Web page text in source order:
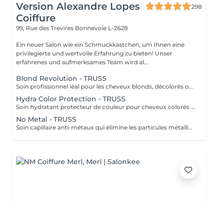
Version Alexandre Lopes
Coiffure
298
99, Rue des Trevires Bonnevoie L-2628
Ein neuer Salon wie ein Schmuckkästchen, um Ihnen eine
privilegierte und wertvolle Erfahrung zu bieten! Unser
erfahrenes und aufmerksames Team wird al...
Blond Revolution - TRUSS
Soin profissionnel iéal pour les cheveux blonds, décolorés ou méchés. Il répare en profondeur, hydrate intensément et neutralise les reflets haune indésirables. Résult: des cheveux plus forts, brillants et un blond éclatant plus durable.
Hydra Color Protection - TRUSS
Soin hydratant protecteur de couleur pour cheveux colorés ou sensibilisés. Il aide à préserver l'intensité de la couleur, tout en apportant hydratation, douceur et brillance. Résultat: une couleur plus durable et des cheveux lumineux, souples et protégés.
No Metal - TRUSS
Soin capillaire anti-métaux qui élimine les particules métalliques présentes dans la fibre capillaire, responsables de la casse et l'oxydation de la couleur. Résultat: cheveux protégés, plus forts et couleur plus uniforme et durable.